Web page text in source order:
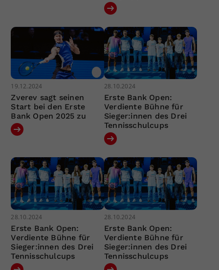
19.12.2024
Zverev sagt seinen
Start bei den Erste
Bank Open 2025 zu
28.10.2024
Erste Bank Open:
Verdiente Bühne für
Sieger:innen des Drei
Tennisschulcups
28.10.2024
Erste Bank Open:
Verdiente Bühne für
Sieger:innen des Drei
Tennisschulcups
28.10.2024
Erste Bank Open:
Verdiente Bühne für
Sieger:innen des Drei
Tennisschulcups